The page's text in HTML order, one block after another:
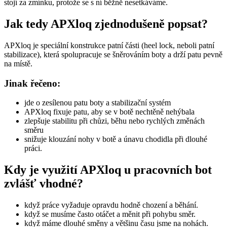
Jak tedy APXloq zjednodušeně popsat?
APXloq je speciální konstrukce patní části (heel lock, neboli patní
na místě.
Jinak řečeno:
jde o zesílenou patu boty a stabilizační systém
zlepšuje stabilitu při chůzi, běhu nebo rychlých změnách
směru
snižuje klouzání nohy v botě a únavu chodidla při dlouhé
práci.
Kdy je využití APXloq u pracovních bot
zvlášť vhodné?
když práce vyžaduje opravdu hodně chození a běhání.
když máme dlouhé směny a většinu času jsme na nohách.